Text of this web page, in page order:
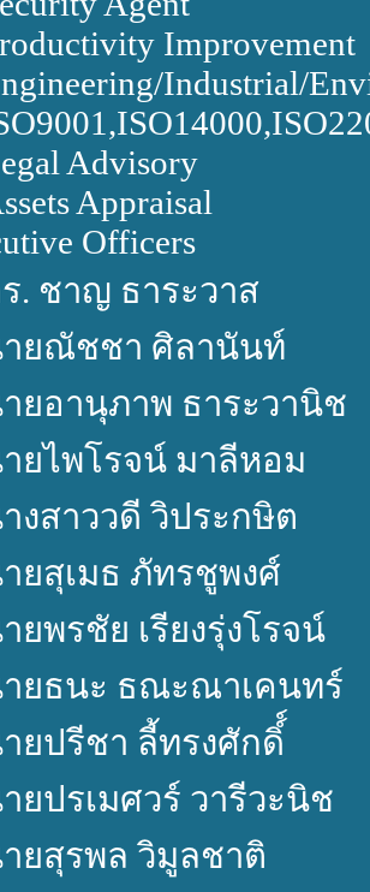
Improvement
Industrial/
Advisory
Appraisal
Officers
. ชาญ ธาระวาส
ยณัชชา ศิลานันท์
ยอานุภาพ ธาระวานิช
ยไพโรจน์ มาลีหอม
งสาววดี วิประกษิต
ยสุเมธ ภัทรชูพงศ์
ยพรชัย เรียงรุ่งโรจน์
ยธนะ ธณะณาเคนทร์
ยปรีชา ลี้ทรงศักดิ์์
ยปรเมศวร์ วารีวะนิช
ยสุรพล วิมูลชาติ